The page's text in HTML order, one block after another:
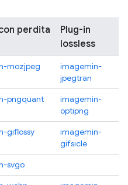
perdita
Plug-in
lossless
mozjpeg
imagemin-
jpegtran
pngquant
imagemin-
optipng
giflossy
imagemin-
gifsicle
svgo